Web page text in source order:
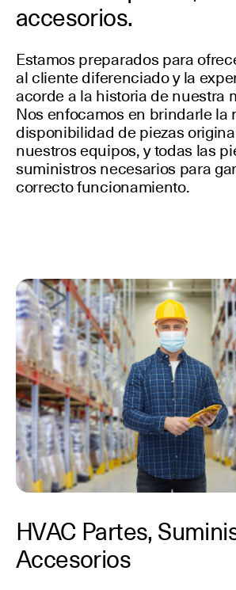
accesorios.
Estamos preparados para
al cliente diferenciado y la
acorde a la historia de nuestra
Nos enfocamos en brindarle la
disponibilidad de piezas
nuestros equipos, y todas las
suministros necesarios para
correcto funcionamiento.
HVAC Partes,
Accesorios